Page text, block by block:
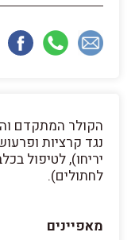
נגד קרציות
יריחו), לטיפול
לחתולים).
מאפיינים